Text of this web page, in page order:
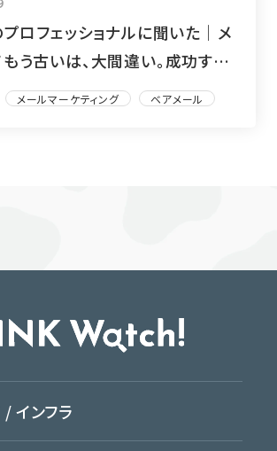
ロフェッショナルに聞いた｜メ
う古いは、大間違い。成功する
メール活用術とは
メールマーケティング ベアメール
/インフラ